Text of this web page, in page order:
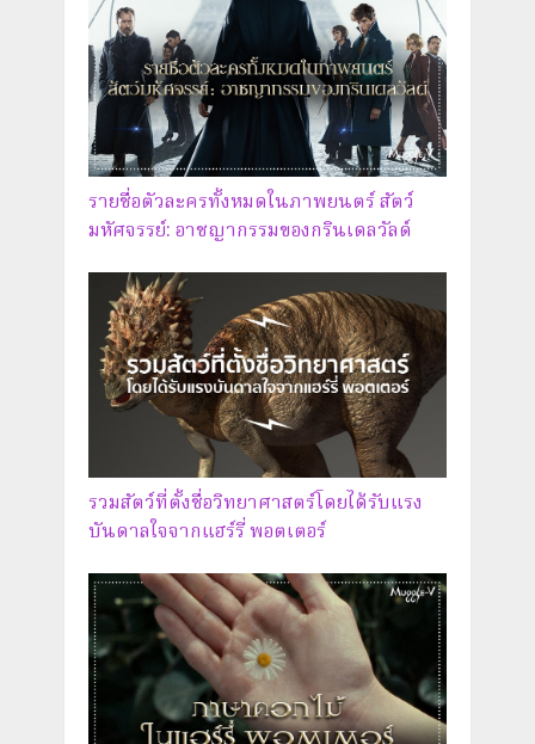
รายชื่อตัวละครทั้งหมดในภาพยนตร์ สัตว์
มหัศจรรย์: อาชญากรรมของกรินเดลวัลด์
รวมสัตว์ที่ตั้งชื่อวิทยาศาสตร์โดยได้รับแรง
บันดาลใจจากแฮร์รี่ พอตเตอร์